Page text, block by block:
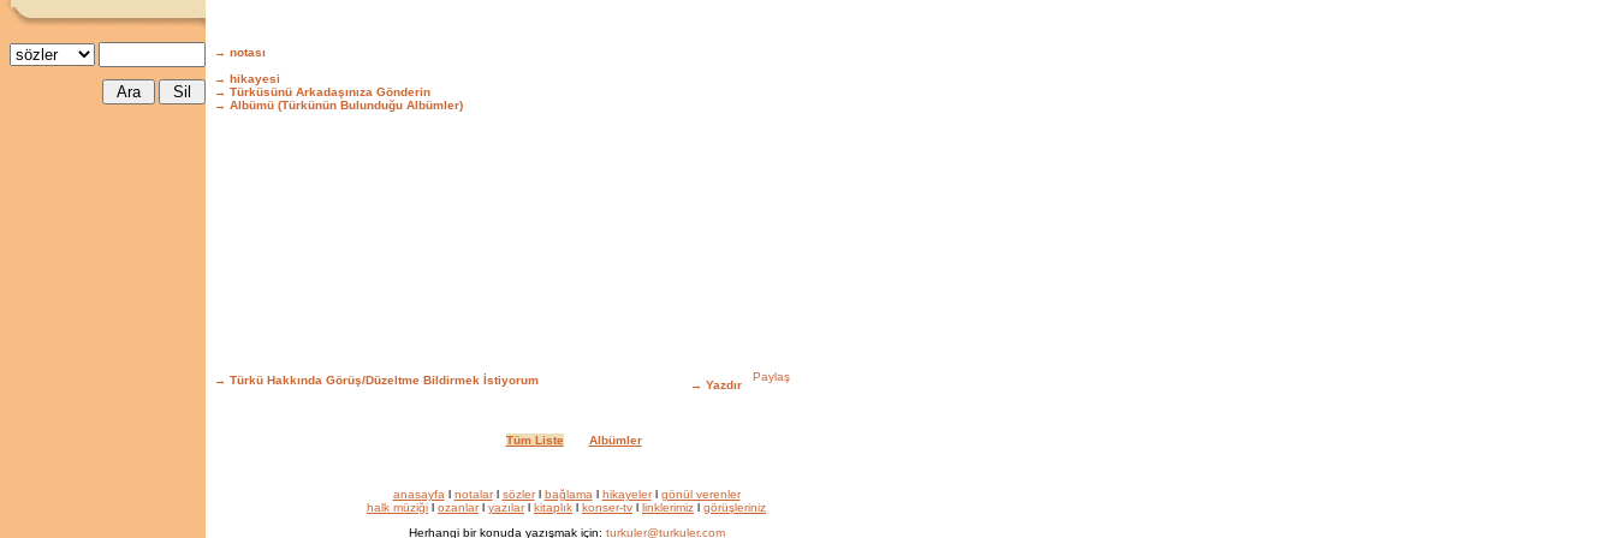
→ notası
→ hikayesi
→ Türküsünü Arkadaşınıza Gönderin
→ Albümü (Türkünün Bulunduğu Albümler)
→ Türkü Hakkında Görüş/Düzeltme Bildirmek İstiyorum → Yazdır
Tüm Liste Albümler
anasayfa l notalarl sözlerl bağlama l hikayelerl gönül verenler
halk müziği l ozanlarl yazılarl kitaplık l konser-tv l linklerimiz l görüşleriniz
Herhangi bir konuda yazışmak için: turkuler@turkuler.com